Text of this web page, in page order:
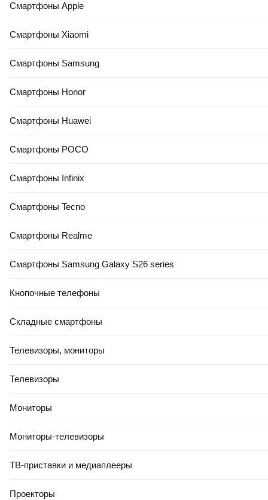
Смартфоны Apple
Смартфоны Xiaomi
Смартфоны Samsung
Смартфоны Honor
Смартфоны Huawei
Смартфоны POCO
Смартфоны Infinix
Смартфоны Tecno
Смартфоны Realme
Смартфоны Samsung Galaxy S26 series
Кнопочные телефоны
Складные смартфоны
Телевизоры, мониторы
Телевизоры
Мониторы
Мониторы-телевизоры
ТВ-приставки и медиаплееры
Проекторы